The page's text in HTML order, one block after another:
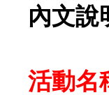
內文說
活動名